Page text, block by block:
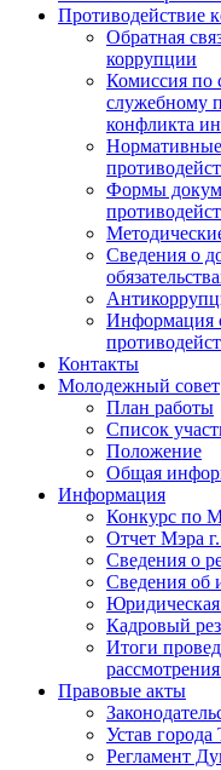
Прoтивoдeйствие
Обратная
коррупции
Комиссия по
служебному
конфликта
Формы
Сведения о
Информация
Контакты
Молодежный совет
План работы
Список
Положение
Общая
Информация
Конкурс по
Отчет Мэра
Сведения о
Сведения об
Кадровый
Итоги
Правовые акты
Устав города
Регламент